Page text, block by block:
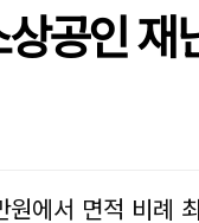
상공인
에서 면적 비례